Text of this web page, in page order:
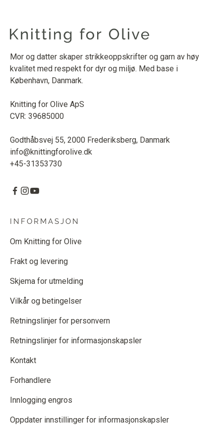
Mor og datter skaper strikkeoppskrifter og garn av høy
kvalitet med respekt for dyr og miljø. Med base i
København, Danmark.
Knitting for Olive ApS
CVR: 39685000
Godthåbsvej 55, 2000 Frederiksberg, Danmark
info@knittingforolive.dk
+45-31353730
INFORMASJON
Om Knitting for Olive
Frakt og levering
Skjema for utmelding
Vilkår og betingelser
Retningslinjer for personvern
Retningslinjer for informasjonskapsler
Kontakt
Forhandlere
Innlogging engros
Oppdater innstillinger for informasjonskapsler